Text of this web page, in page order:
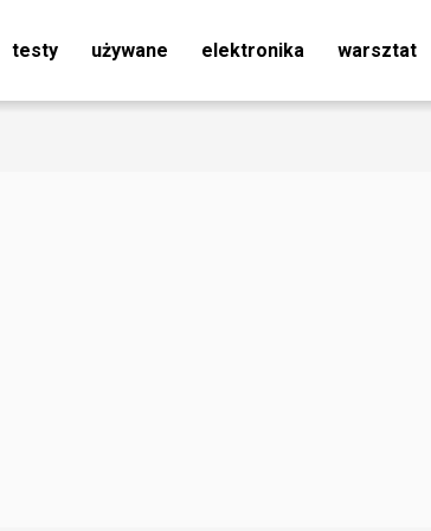
testy używane elektronika warsztat